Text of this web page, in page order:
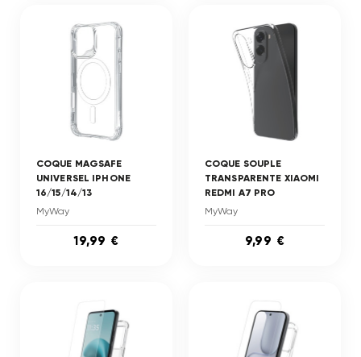
COQUE MAGSAFE
UNIVERSEL IPHONE
16/15/14/13
MyWay
19,99 €
COQUE SOUPLE
TRANSPARENTE XIAOMI
REDMI A7 PRO
MyWay
9,99 €